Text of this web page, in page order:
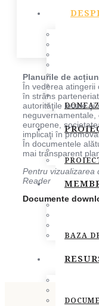
PLAN
MEMBRI
BAZA
Planurile de
În vederea atingerii
în strâns
autorităţile locale şi
europene,
implicaţi în
În documentele
mai transparent
Pentru vizualizarea
Reader
Documente